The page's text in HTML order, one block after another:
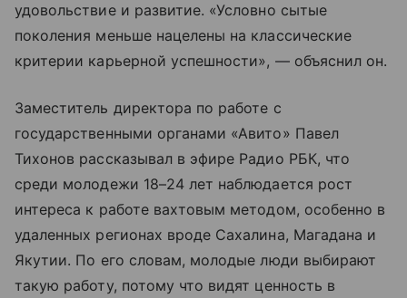
удовольствие и развитие. «Условно сытые
поколения меньше нацелены на классические
критерии карьерной успешности», — объяснил он.
Заместитель директора по работе с
государственными органами «Авито» Павел
Тихонов рассказывал в эфире Радио РБК, что
среди молодежи 18–24 лет наблюдается рост
интереса к работе вахтовым методом, особенно в
удаленных регионах вроде Сахалина, Магадана и
Якутии. По его словам, молодые люди выбирают
такую работу, потому что видят ценность в